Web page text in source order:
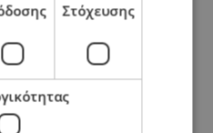
Στόχευσης